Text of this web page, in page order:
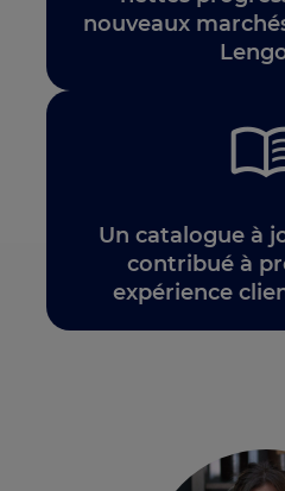
nouveaux
Un catalogue à
contribué à
expérience